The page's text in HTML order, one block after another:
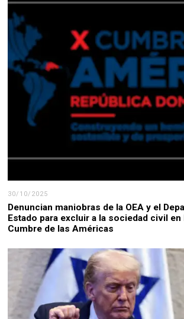
30/10/2025
Denuncian maniobras de la OEA y el
Estado para excluir a la sociedad civil en
Cumbre de las Américas